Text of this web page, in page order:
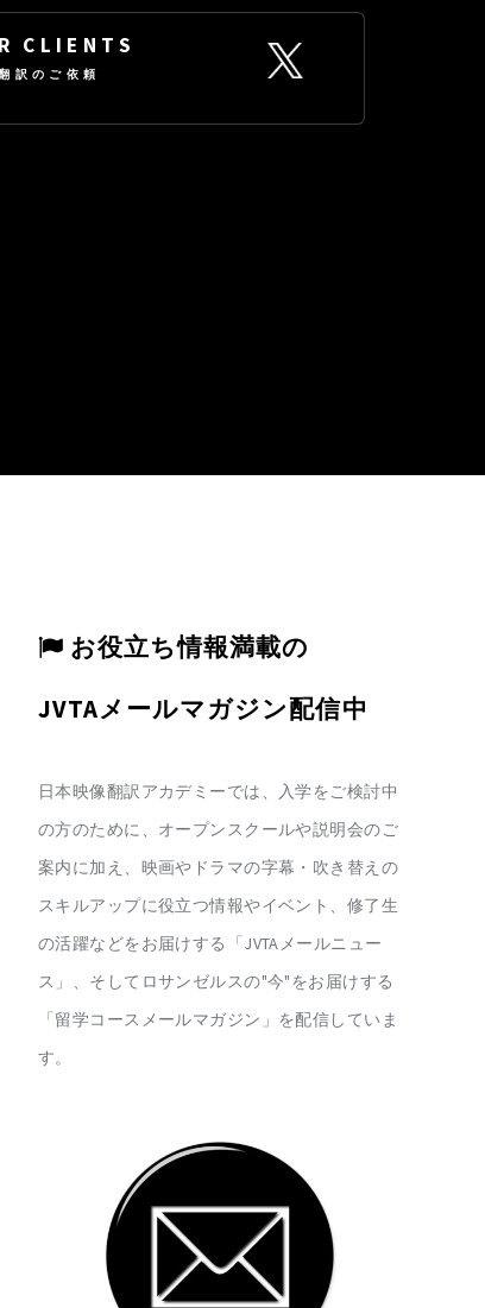
CLIENTS
訳のご依頼
お役立ち情報満載の
JVTAメールマガジン配信中
日本映像翻訳アカデミーでは、入学をご検討中
の方のために、オープンスクールや説明会のご
案内に加え、映画やドラマの字幕・吹き替えの
スキルアップに役立つ情報やイベント、修了生
の活躍などをお届けする「JVTAメールニュー
ス」、そしてロサンゼルスの"今"をお届けする
「留学コースメールマガジン」を配信していま
す。